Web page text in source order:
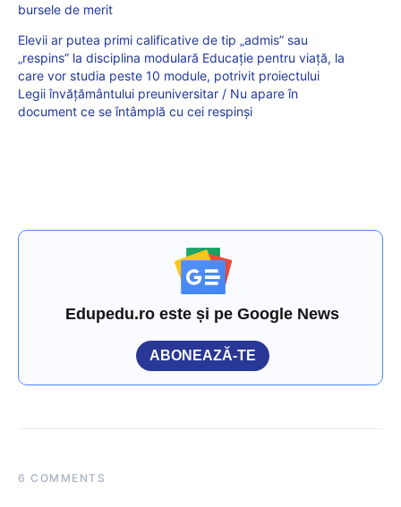
bursele de merit
Elevii ar putea primi calificative de tip „admis” sau
„respins” la disciplina modulară Educație pentru viață, la
care vor studia peste 10 module, potrivit proiectului
Legii învățământului preuniversitar / Nu apare în
document ce se întâmplă cu cei respinși
Edupedu.ro este și pe Google News
ABONEAZĂ-TE
6 COMMENTS